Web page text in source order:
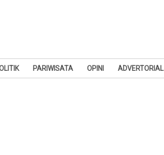
PARIWISATA OPINI ADVERTORIAL